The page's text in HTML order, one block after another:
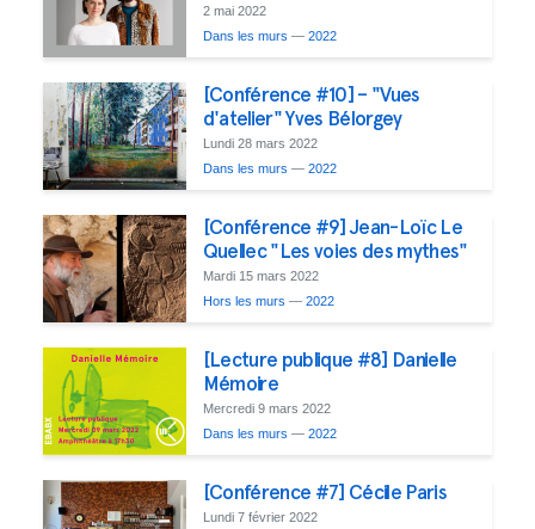
2 mai 2022
Dans les murs — 2022
[Conférence #10] – "Vues
d'atelier" Yves Bélorgey
Lundi 28 mars 2022
Dans les murs — 2022
[Conférence #9] Jean-Loïc Le
Quellec "Les voies des mythes"
Mardi 15 mars 2022
Hors les murs — 2022
[Lecture publique #8] Danielle
Mémoire
Mercredi 9 mars 2022
Dans les murs — 2022
[Conférence #7] Cécile Paris
Lundi 7 février 2022